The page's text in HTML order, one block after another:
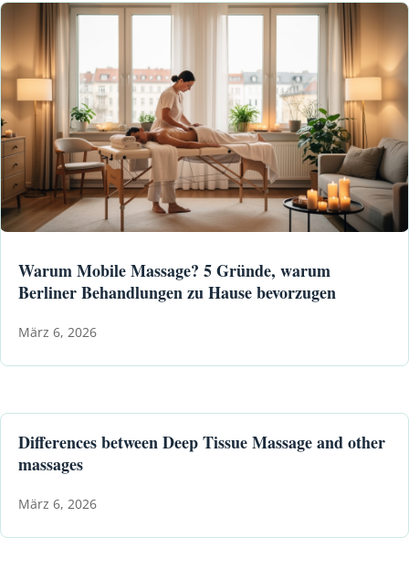
Warum Mobile Massage? 5 Gründe, warum
Berliner Behandlungen zu Hause bevorzugen
März 6, 2026
Differences between Deep Tissue Massage and other
massages
März 6, 2026